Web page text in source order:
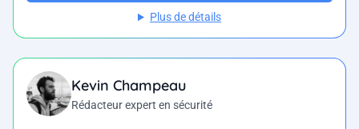
Plus de détails
Kevin Champeau
Rédacteur expert en sécurité